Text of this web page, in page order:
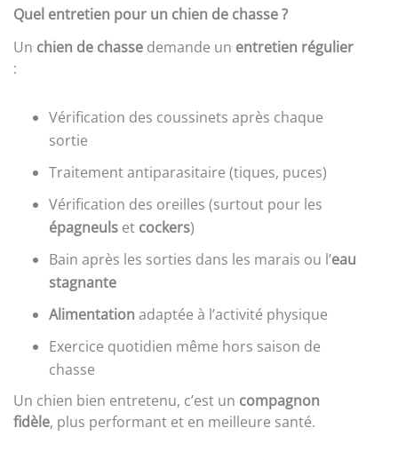
Quel entretien pour un chien de chasse ?
Un chien de chasse demande un entretien régulier
:
Vérification des coussinets après chaque
sortie
Traitement antiparasitaire (tiques, puces)
Vérification des oreilles (surtout pour les
épagneuls et cockers)
Bain après les sorties dans les marais ou l’eau
stagnante
Alimentation adaptée à l’activité physique
Exercice quotidien même hors saison de
chasse
Un chien bien entretenu, c’est un compagnon
fidèle, plus performant et en meilleure santé.